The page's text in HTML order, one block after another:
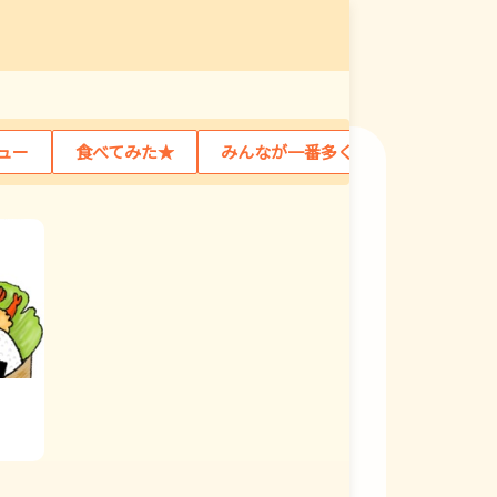
ー 食べてみた★ みんなが一番多く食べたのなぁに？